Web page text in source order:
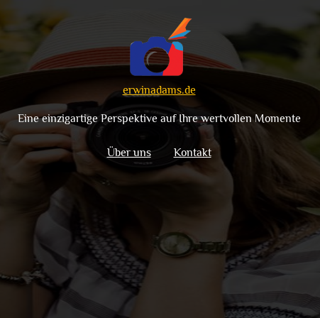
erwinadams.de
Eine einzigartige Perspektive auf Ihre wertvollen Momente
Über uns Kontakt